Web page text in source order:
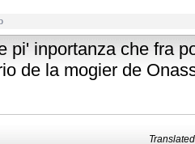
pi' inportanza che fra
de la mogier de